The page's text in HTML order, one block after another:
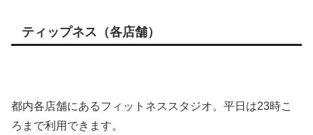
ティップネス（各店舗）
都内各店舗にあるフィットネススタジオ。平日は23時こ
ろまで利用できます。